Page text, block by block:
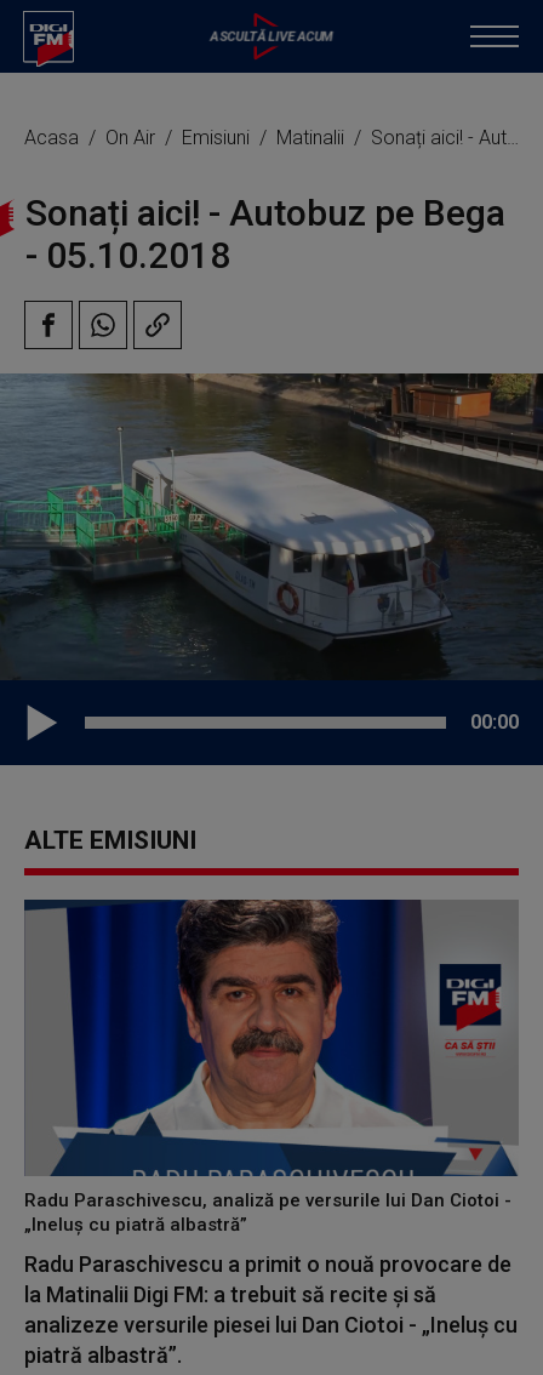
Acasa On Air Emisiuni Matinalii Sonați aici! - Autobuz pe Bega
Sonați aici! - Autobuz pe Bega
- 05.10.2018
00:00
ALTE EMISIUNI
Radu Paraschivescu, analiză pe versurile lui Dan Ciotoi -
„Ineluș cu piatră albastră”
Radu Paraschivescu a primit o nouă provocare de
la Matinalii Digi FM: a trebuit să recite și să
analizeze versurile piesei lui Dan Ciotoi - „Ineluș cu
piatră albastră”.